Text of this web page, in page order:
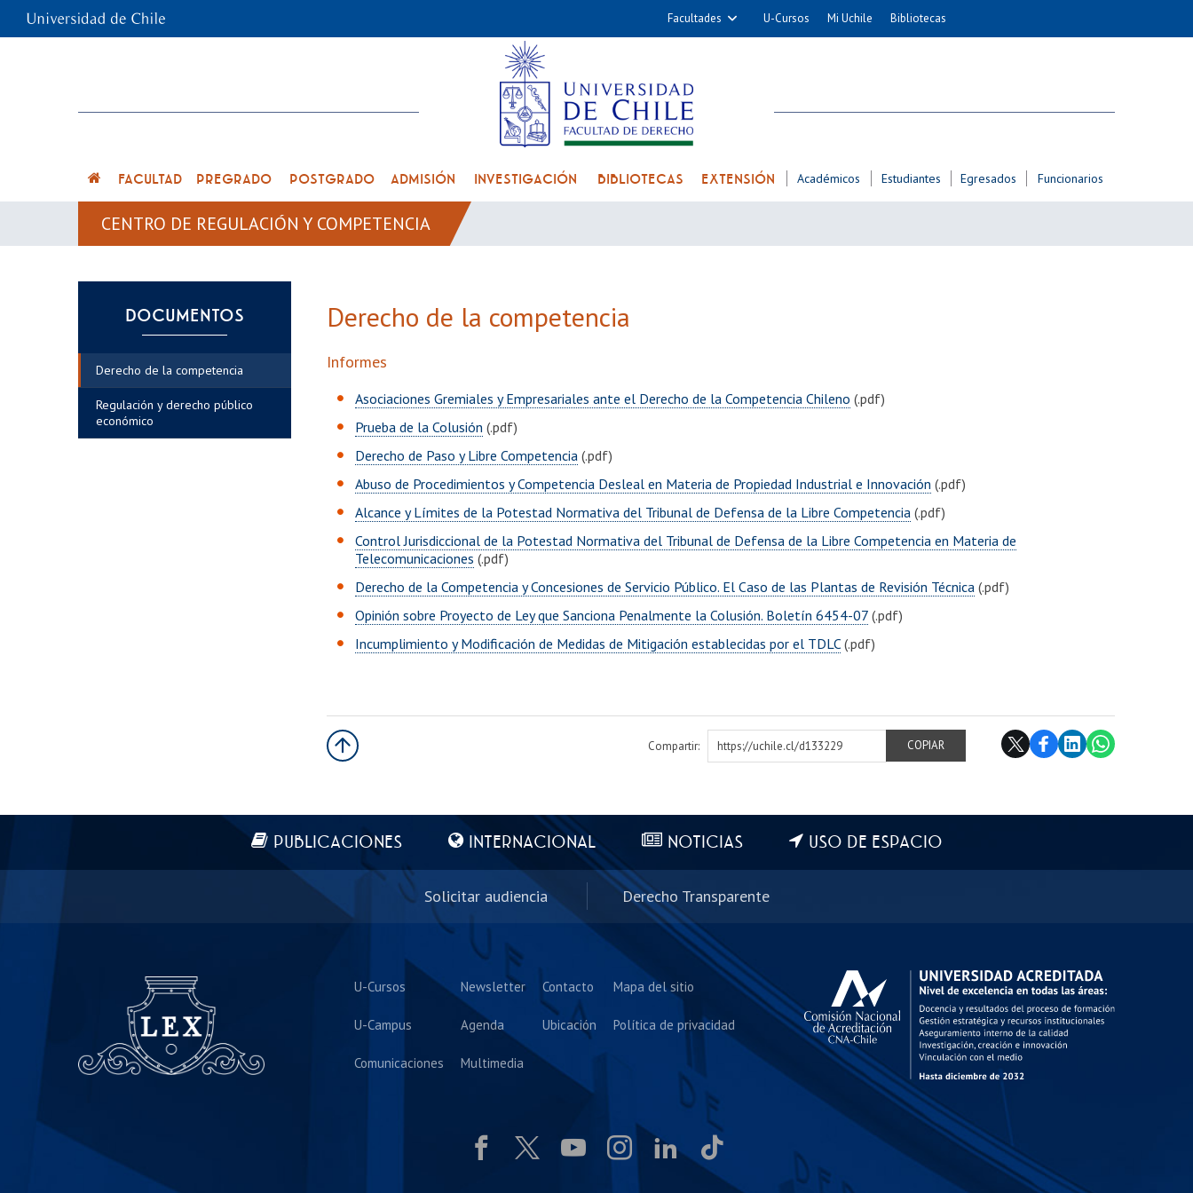
Facultades
Cs. Químicas y Farmacéuticas
Medicina
Odontología
U-Cursos Mi Uchile Bibliotecas
FACULTAD PREGRADO POSTGRADO ADMISIÓN INVESTIGACIÓN BIBLIOTECAS EXTENSIÓN Académicos Estudiantes Egresados Funcionarios
CENTRO DE REGULACIÓN Y COMPETENCIA
DOCUMENTOS
Derecho de la competencia
Regulación y derecho público
económico
Derecho de la competencia
Informes
Asociaciones Gremiales y Empresariales ante el Derecho de la Competencia Chileno (.pdf)
Prueba de la Colusión (.pdf)
Derecho de Paso y Libre Competencia (.pdf)
Abuso de Procedimientos y Competencia Desleal en Materia de Propiedad Industrial e Innovación (.pdf)
Alcance y Límites de la Potestad Normativa del Tribunal de Defensa de la Libre Competencia (.pdf)
Control Jurisdiccional de la Potestad Normativa del Tribunal de Defensa de la Libre Competencia en Materia de
Telecomunicaciones (.pdf)
Derecho de la Competencia y Concesiones de Servicio Público. El Caso de las Plantas de Revisión Técnica (.pdf)
Opinión sobre Proyecto de Ley que Sanciona Penalmente la Colusión. Boletín 6454-07 (.pdf)
Incumplimiento y Modificación de Medidas de Mitigación establecidas por el TDLC(.pdf)
Compartir:
https://uchile.cl/d133229
COPIAR
PUBLICACIONES INTERNACIONAL NOTICIAS USO DE ESPACIO
Solicitar audiencia Derecho Transparente
U-Cursos
U-Campus
Comunicaciones
Newsletter
Agenda
Multimedia
Contacto
Ubicación
Mapa del sitio
Política de privacidad